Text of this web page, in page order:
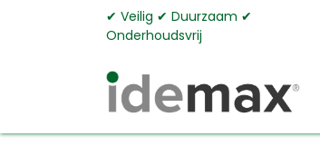
Overslaan naar inhoud✔︎ Veilig ✔︎ Duurzaam ✔︎
Onderhoudsvrij